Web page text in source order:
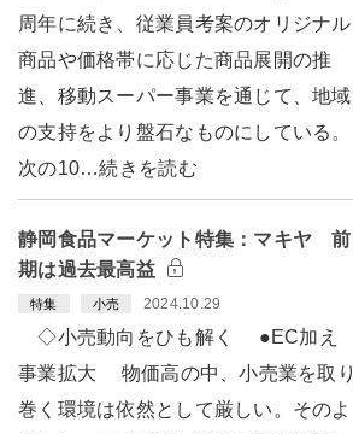
周年に続き、従業員考案のオリジナル
商品や価格帯に応じた商品展開の推
進、移動スーパー事業を通じて、地域
の支持をより盤石なものにしている。
次の10…続きを読む
静岡食品マーケット特集：マキヤ 前
期は過去最高益
特集 小売 2024.10.29
◇小売動向をひも解く ●EC加え
事業拡大 物価高の中、小売業を取り
巻く環境は依然として厳しい。そのよ